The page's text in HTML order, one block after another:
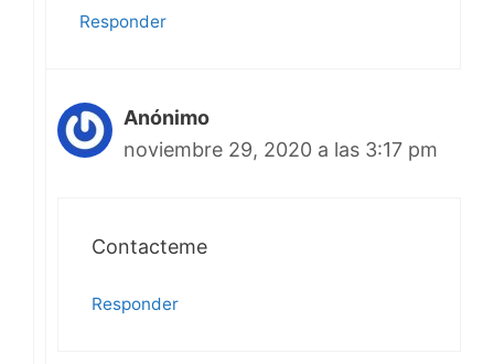
Responder
Anónimo
noviembre 29, 2020 a las 3:17 pm
Contacteme
Responder